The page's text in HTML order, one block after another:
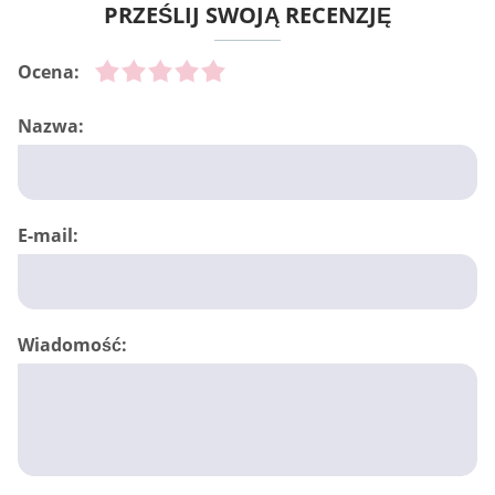
PRZEŚLIJ SWOJĄ RECENZJĘ
Ocena:
Nazwa:
E-mail:
Wiadomość: